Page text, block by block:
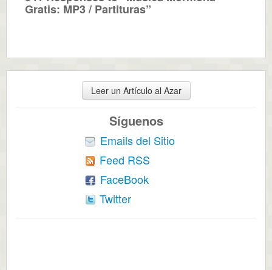
Gratis: MP3 / Partituras”
Leer un Artículo al Azar
Síguenos
Emails del Sitio
Feed RSS
FaceBook
Twitter